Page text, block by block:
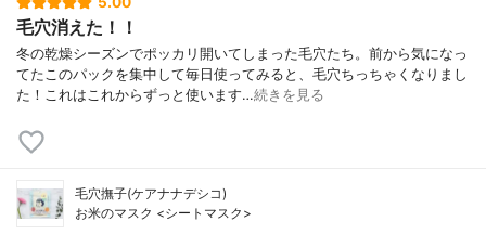
毛穴消えた！！
冬の乾燥シーズンでポッカリ開いてしまった毛穴たち。前から気になっ
てたこのパックを集中して毎日使ってみると、毛穴ちっちゃくなりまし
た！これはこれからずっと使います…続きを見る
毛穴撫子(ケアナナデシコ)
お米のマスク <シートマスク>